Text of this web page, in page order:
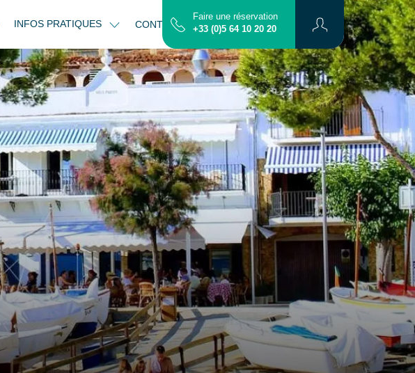
INFOS PRATIQUES CONTACT PLAN
Faire une réservation
+33 (0)5 64 10 20 20